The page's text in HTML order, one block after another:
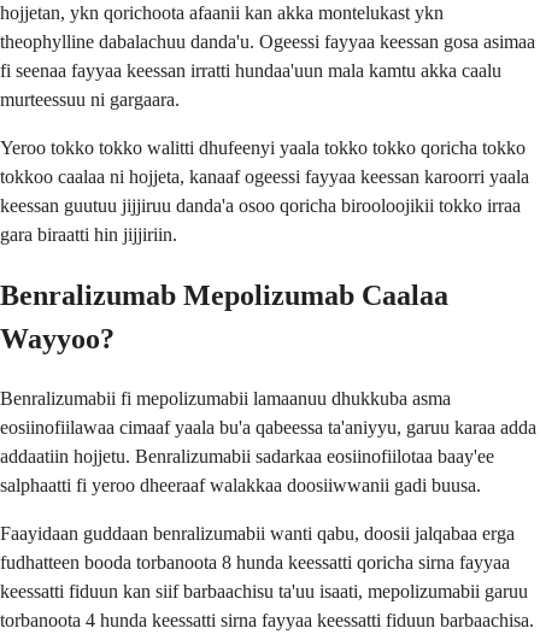
hojjetan, ykn qorichoota afaanii kan akka montelukast ykn
theophylline dabalachuu danda'u. Ogeessi fayyaa keessan gosa asimaa
fi seenaa fayyaa keessan irratti hundaa'uun mala kamtu akka caalu
murteessuu ni gargaara.
Yeroo tokko tokko walitti dhufeenyi yaala tokko tokko qoricha tokko
tokkoo caalaa ni hojjeta, kanaaf ogeessi fayyaa keessan karoorri yaala
keessan guutuu jijjiruu danda'a osoo qoricha birooloojikii tokko irraa
gara biraatti hin jijjiriin.
Benralizumab Mepolizumab Caalaa
Wayyoo?
Benralizumabii fi mepolizumabii lamaanuu dhukkuba asma
eosiinofiilawaa cimaaf yaala bu'a qabeessa ta'aniyyu, garuu karaa adda
addaatiin hojjetu. Benralizumabii sadarkaa eosiinofiilotaa baay'ee
salphaatti fi yeroo dheeraaf walakkaa doosiiwwanii gadi buusa.
Faayidaan guddaan benralizumabii wanti qabu, doosii jalqabaa erga
fudhatteen booda torbanoota 8 hunda keessatti qoricha sirna fayyaa
keessatti fiduun kan siif barbaachisu ta'uu isaati, mepolizumabii garuu
torbanoota 4 hunda keessatti sirna fayyaa keessatti fiduun barbaachisa.